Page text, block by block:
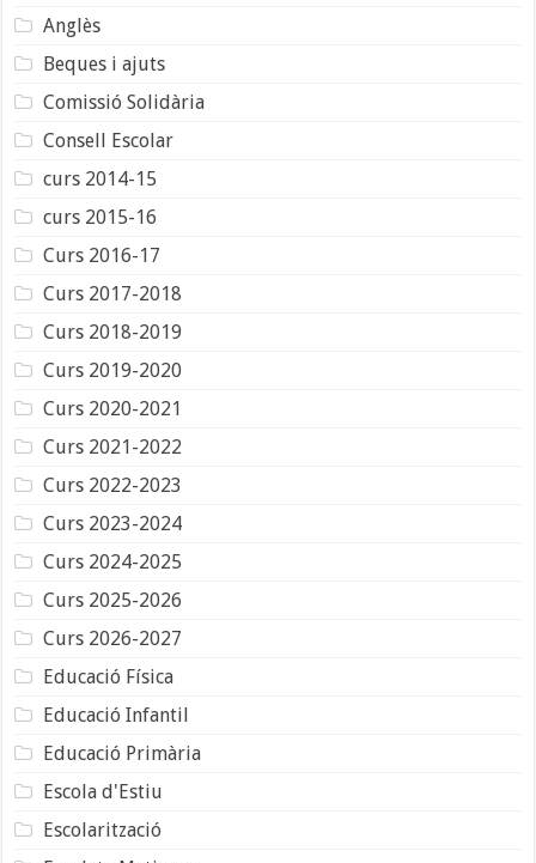
Anglès
Beques i ajuts
Comissió Solidària
Consell Escolar
curs 2014-15
curs 2015-16
Curs 2016-17
Curs 2017-2018
Curs 2018-2019
Curs 2019-2020
Curs 2020-2021
Curs 2021-2022
Curs 2022-2023
Curs 2023-2024
Curs 2024-2025
Curs 2025-2026
Curs 2026-2027
Educació Física
Educació Infantil
Educació Primària
Escola d'Estiu
Escolarització